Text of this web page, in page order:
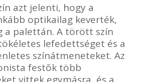
azt jelenti, hogy a
optikailag keverték,
a palettán. A törött szín
lefedettséget és a
színátmeneteket. Az
festõk több